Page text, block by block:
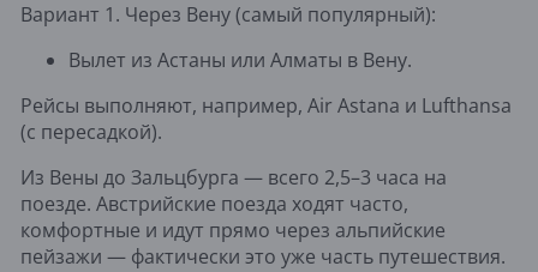
Вариант 1. Через Вену (самый популярный):
Вылет из Астаны или Алматы в Вену.
Рейсы выполняют, например, Air Astana и Lufthansa
(с пересадкой).
Из Вены до Зальцбурга — всего 2,5–3 часа на
поезде. Австрийские поезда ходят часто,
комфортные и идут прямо через альпийские
пейзажи — фактически это уже часть путешествия.